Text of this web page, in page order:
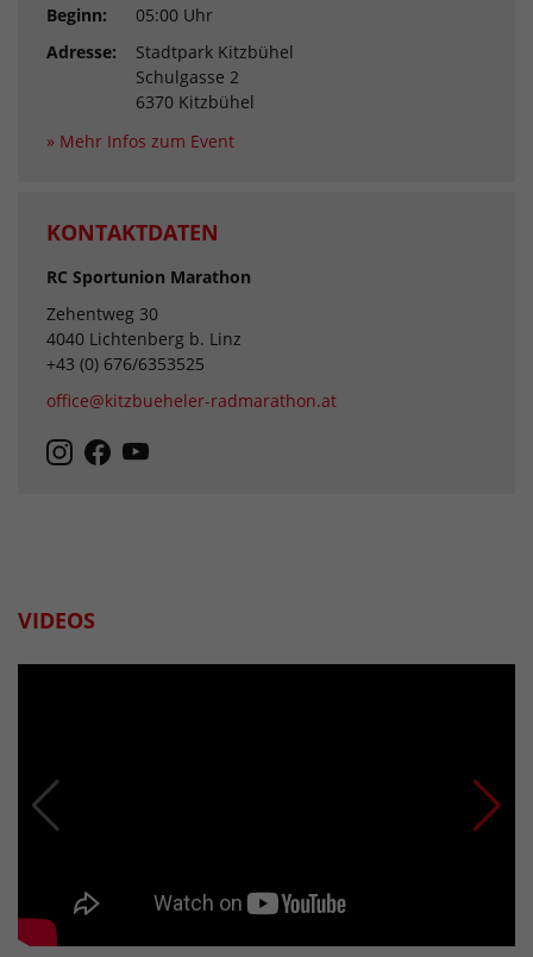
Beginn:
05:00 Uhr
Adresse:
Stadtpark Kitzbühel
Schulgasse 2
6370 Kitzbühel
» Mehr Infos zum Event
KONTAKTDATEN
RC Sportunion Marathon
Zehentweg 30
4040 Lichtenberg b. Linz
+43 (0) 676/6353525
office@kitzbueheler-radmarathon.at
VIDEOS